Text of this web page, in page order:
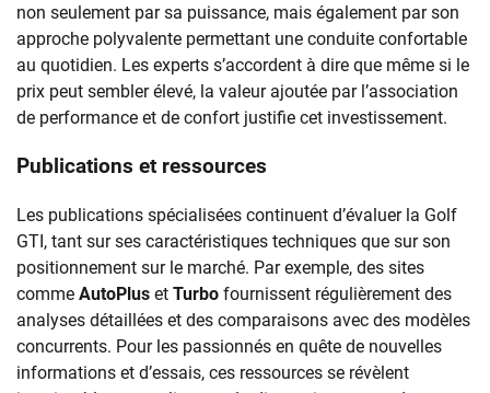
non seulement par sa puissance, mais également par son
approche polyvalente permettant une conduite confortable
au quotidien. Les experts s’accordent à dire que même si le
prix peut sembler élevé, la valeur ajoutée par l’association
de performance et de confort justifie cet investissement.
Publications et ressources
Les publications spécialisées continuent d’évaluer la Golf
GTI, tant sur ses caractéristiques techniques que sur son
positionnement sur le marché. Par exemple, des sites
comme AutoPlus et Turbo fournissent régulièrement des
analyses détaillées et des comparaisons avec des modèles
concurrents. Pour les passionnés en quête de nouvelles
informations et d’essais, ces ressources se révèlent